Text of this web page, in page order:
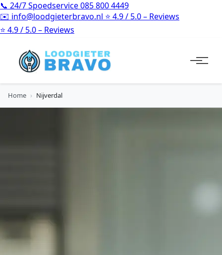
📞 24/7 Spoedservice085 800 4449
✉️ info@loodgieterbravo.nl ⭐ 4.9 / 5.0 – Reviews
⭐ 4.9 / 5.0 – Reviews
Home › Nijverdal